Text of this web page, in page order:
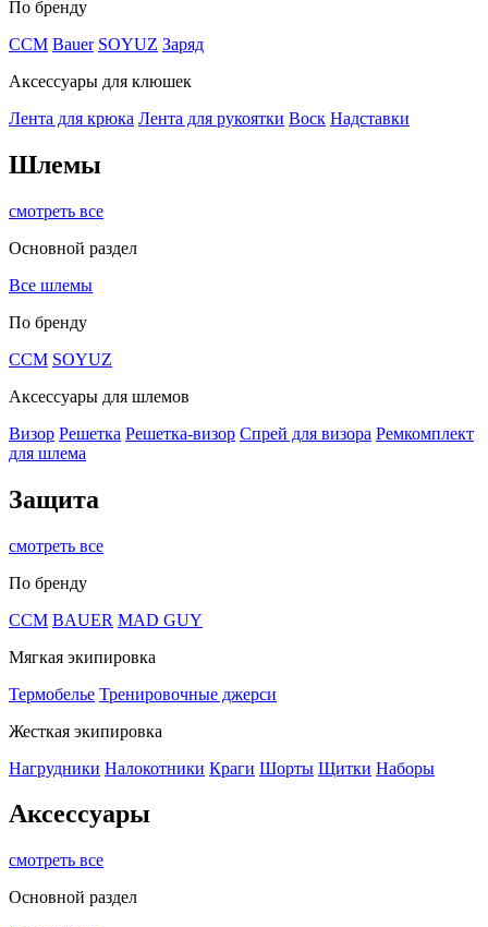
По бренду
CCM Bauer SOYUZ Заряд
Аксессуары для клюшек
Лента для крюка Лента для рукоятки Воск Надставки
Шлемы
смотреть все
Основной раздел
Все шлемы
По бренду
CCM SOYUZ
Аксессуары для шлемов
Визор Решетка Решетка-визор Спрей для визора Ремкомплект
для шлема
Защита
смотреть все
По бренду
CCM BAUER MAD GUY
Мягкая экипировка
Термобелье Тренировочные джерси
Жесткая экипировка
Нагрудники Налокотники Краги Шорты Щитки Наборы
Аксессуары
смотреть все
Основной раздел